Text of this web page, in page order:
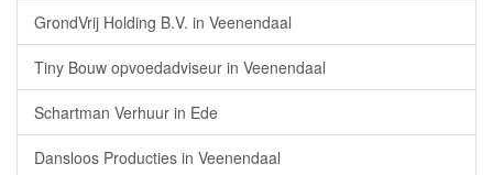
GrondVrij Holding B.V. in Veenendaal
Tiny Bouw opvoedadviseur in Veenendaal
Schartman Verhuur in Ede
Dansloos Producties in Veenendaal